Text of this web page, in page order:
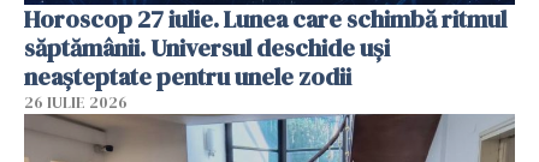
Horoscop 27 iulie. Lunea care schimbă ritmul
săptămânii. Universul deschide uși
neașteptate pentru unele zodii
26 IULIE 2026